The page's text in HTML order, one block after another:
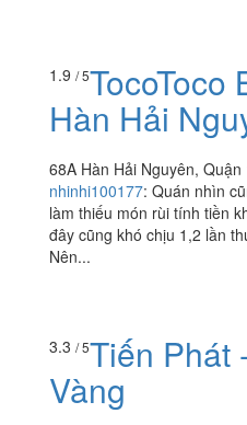
1.9/ 5TocoToco
Hàn Hải
68A Hàn Hải Nguyên, Quận
đây cũng khó chịu 1,2 lần
Nên...